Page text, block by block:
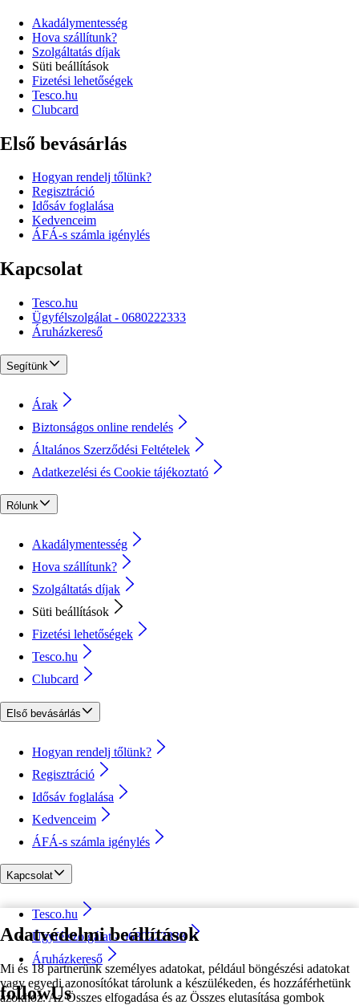
Adatvédelmi beállítások
Mi és 18 partnerünk személyes adatokat, például böngészési adatokat
vagy egyedi azonosítókat tárolunk a készülékeden, és hozzáférhetünk
azokhoz. Az Összes elfogadása és az Összes elutasítása gombok
Akadálymentesség
Hova szállítunk?
Szolgáltatás díjak
Süti beállítások
Fizetési lehetőségek
Tesco.hu
Clubcard
Első bevásárlás
Hogyan rendelj tőlünk?
Regisztráció
Idősáv foglalása
Kedvenceim
ÁFÁ-s számla igénylés
Kapcsolat
Tesco.hu
Ügyfélszolgálat - 0680222333
Áruházkereső
Segítünk
Árak
Biztonságos online rendelés
Általános Szerződési Feltételek
Adatkezelési és Cookie tájékoztató
Rólunk
Akadálymentesség
Hova szállítunk?
Szolgáltatás díjak
Süti beállítások
Fizetési lehetőségek
Tesco.hu
Clubcard
Első bevásárlás
Hogyan rendelj tőlünk?
Regisztráció
Idősáv foglalása
Kedvenceim
ÁFÁ-s számla igénylés
Kapcsolat
Tesco.hu
Ügyfélszolgálat - 0680222333
Áruházkereső
followUs